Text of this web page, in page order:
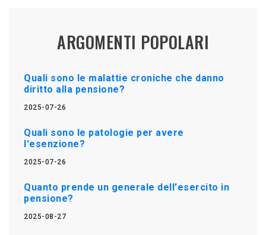
ARGOMENTI POPOLARI
Quali sono le malattie croniche che danno
diritto alla pensione?
2025-07-26
Quali sono le patologie per avere
l'esenzione?
2025-07-26
Quanto prende un generale dell'esercito in
pensione?
2025-08-27